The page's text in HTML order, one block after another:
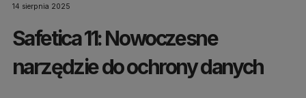
14 sierpnia 2025
Safetica 11: Nowoczesne
narzędzie do ochrony danych